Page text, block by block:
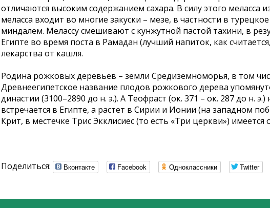
отличаются высоким содержанием сахара. В силу этого
меласса входит во многие закуски – мезе, в частности в
миндалем. Мелассу смешивают с кунжутной пастой тахини, в
Египте во время поста в Рамадан (лучший напиток, как
лекарства от кашля.
Родина рожковых деревьев – земли Средиземноморья, в том
Древнеегипетское название плодов рожкового дерева
династии (3100–2890 до н. э.). А Теофраст (ок. 371 – ок. 287 до н.
встречается в Египте, а растет в Сирии и Ионии (на западном
Крит, в местечке Трис Экклисиес (то есть «Три церкви»)
Поделиться:
Вконтакте Facebook Одноклассники Twitter